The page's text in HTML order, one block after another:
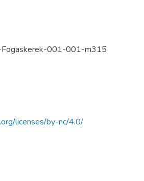
001-001-m315
licenses/by-nc/4.0/